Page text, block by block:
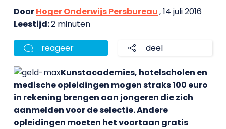
DoorHoger Onderwijs Persbureau, 14 juli 2016
Leestijd:2 minuten
reageer deel
Kunstacademies, hotelscholen en
medische opleidingen mogen straks 100 euro
in rekening brengen aan jongeren die zich
aanmelden voor de selectie. Andere
opleidingen moeten het voortaan gratis